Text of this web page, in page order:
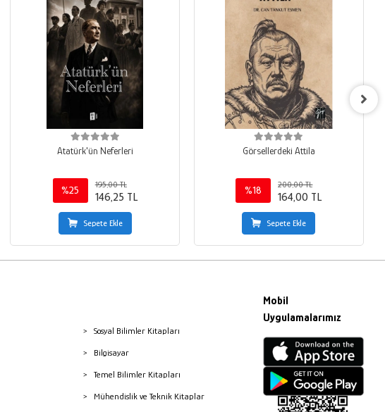
Atatürk'ün Neferleri
%25
195,00 TL
146,25 TL
Sepete Ekle
Görsellerdeki Attila
%18
200,00 TL
164,00 TL
Sepete Ekle
Sosyal Bilimler Kitapları
Bilgisayar
Temel Bilimler Kitapları
Mühendislik ve Teknik Kitaplar
Mobil
Uygulamalarımız